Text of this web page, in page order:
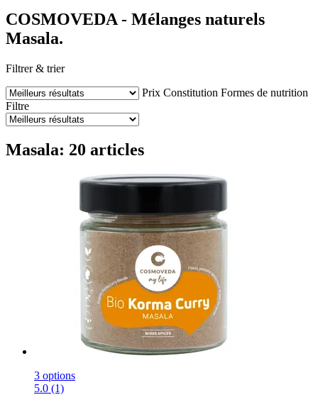
COSMOVEDA - Mélanges naturels
Masala.
Filtrer & trier
Prix Constitution Formes de nutrition
Filtre
Masala: 20 articles
3 options
5.0 (1)